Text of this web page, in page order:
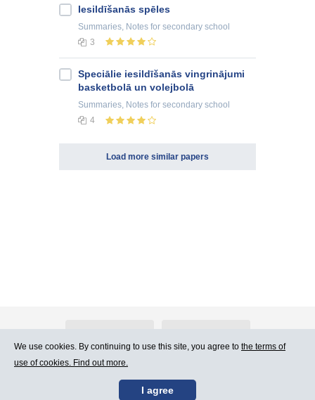
Iesildīšanās spēles
Summaries, Notes for secondary school
3
Speciālie iesildīšanās vingrinājumi
basketbolā un volejbolā
Summaries, Notes for secondary school
4
Load more similar papers
Contact Us Terms of Use
We use cookies. By continuing to use this site, you agree to the terms of
use of cookies. Find out more.
I agree